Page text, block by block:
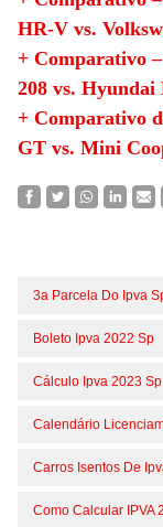
HR-V vs.
+ Comparativo
208 vs. Hyundai
+ Comparativo
GT vs. Mini
3a Parcela Do Ipva
Boleto Ipva 2022 Sp
Cálculo Ipva 2023 Sp
Calendário
Carros Isentos De
Como Calcular IPVA